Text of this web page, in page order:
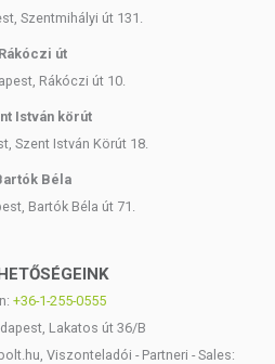
Szentmihályi út 131.
Rákóczi út
Rákóczi út 10.
István körút
Szent István Körút 18.
Béla
Bartók Béla út 71.
+36-1-255-0555
Lakatos út 36/B
Viszonteladói - Partneri - Sales: